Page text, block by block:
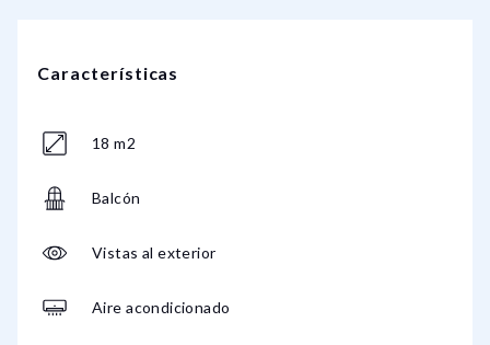
Características
18 m2
Balcón
Vistas al exterior
Aire acondicionado